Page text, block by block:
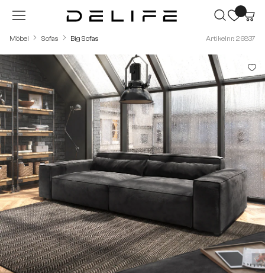
Zum Hauptinhalt springen
Möbel Sofas Big Sofas Artikelnr.: 26837
Bildergalerie überspringen